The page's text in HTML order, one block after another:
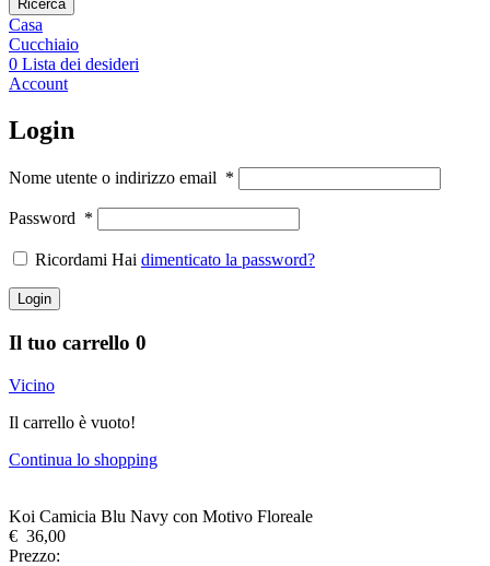
Ricerca
Casa
Cucchiaio
0 Lista dei desideri
Account
Login
Nome utente o indirizzo email *
Password *
Ricordami Hai dimenticato la password?
Login
Il tuo carrello 0
Vicino
Il carrello è vuoto!
Continua lo shopping
Koi Camicia Blu Navy con Motivo Floreale
€ 36,00
Prezzo: